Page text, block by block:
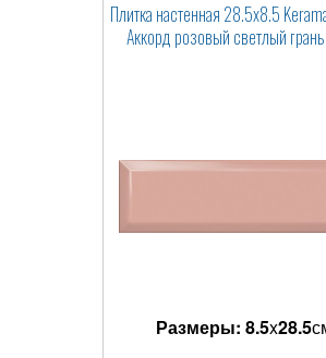
Плитка настенная 28.5x8.5
Аккорд розовый светлый
Размеры: 8.5x28.5